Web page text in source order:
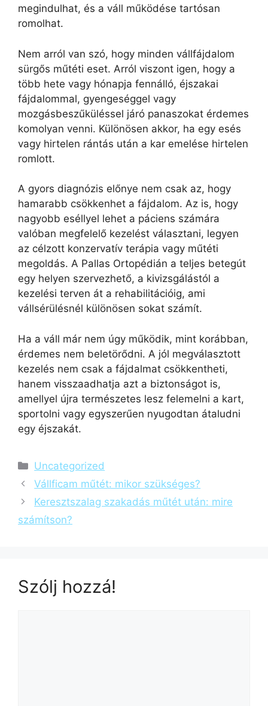
megindulhat, és a váll működése tartósan
romolhat.
Nem arról van szó, hogy minden vállfájdalom
sürgős műtéti eset. Arról viszont igen, hogy a
több hete vagy hónapja fennálló, éjszakai
fájdalommal, gyengeséggel vagy
mozgásbeszűküléssel járó panaszokat érdemes
komolyan venni. Különösen akkor, ha egy esés
vagy hirtelen rántás után a kar emelése hirtelen
romlott.
A gyors diagnózis előnye nem csak az, hogy
hamarabb csökkenhet a fájdalom. Az is, hogy
nagyobb eséllyel lehet a páciens számára
valóban megfelelő kezelést választani, legyen
az célzott konzervatív terápia vagy műtéti
megoldás. A Pallas Ortopédián a teljes betegút
egy helyen szervezhető, a kivizsgálástól a
kezelési terven át a rehabilitációig, ami
vállsérülésnél különösen sokat számít.
Ha a váll már nem úgy működik, mint korábban,
érdemes nem beletörődni. A jól megválasztott
kezelés nem csak a fájdalmat csökkentheti,
hanem visszaadhatja azt a biztonságot is,
amellyel újra természetes lesz felemelni a kart,
sportolni vagy egyszerűen nyugodtan átaludni
egy éjszakát.
Uncategorized
Vállficam műtét: mikor szükséges?
Keresztszalag szakadás műtét után: mire
számítson?
Szólj hozzá!